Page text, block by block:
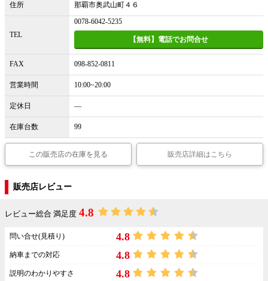
住所 那覇市奥武山町４６
TEL
0078-6042-5235
【無料】電話でお問合せ
FAX 098-852-0811
営業時間 10:00~20:00
定休日 ―
在庫台数 99
この販売店の在庫を見る 販売店詳細はこちら
販売店レビュー
レビュー総合 満足度 4.8
問い合せ(見積り) 4.8
納車までの対応 4.8
説明のわかりやすさ 4.8